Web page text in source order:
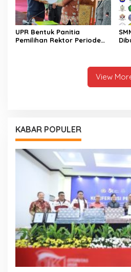
UPR Bentuk Panitia
Pemilihan Rektor Periode
View
KABAR POPULER